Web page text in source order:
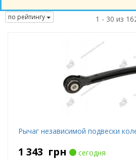
по рейтингу 1 - 30 из
Рычаг независимой подвески
1 343 грн
сегодня